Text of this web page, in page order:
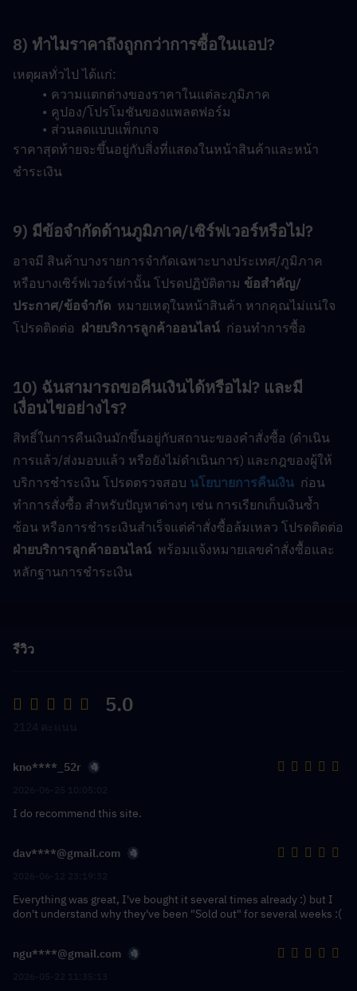
8) ทำไมราคาถึงถูกกว่าการซื้อในแอป?
เหตุผลทั่วไป ได้แก่:
ความแตกต่างของราคาในแต่ละภูมิภาค
คูปอง/โปรโมชันของแพลตฟอร์ม
ส่วนลดแบบแพ็กเกจ
ราคาสุดท้ายจะขึ้นอยู่กับสิ่งที่แสดงในหน้าสินค้าและหน้า
ชำระเงิน
9) มีข้อจำกัดด้านภูมิภาค/เซิร์ฟเวอร์หรือไม่?
อาจมี สินค้าบางรายการจำกัดเฉพาะบางประเทศ/ภูมิภาค
หรือบางเซิร์ฟเวอร์เท่านั้น โปรดปฏิบัติตาม ข้อสำคัญ/
ประกาศ/ข้อจำกัด
  หมายเหตุในหน้าสินค้า หากคุณไม่แน่ใจ
โปรดติดต่อ ฝ่ายบริการลูกค้าออนไลน์
  ก่อนทำการซื้อ
10) ฉันสามารถขอคืนเงินได้หรือไม่? และมี
เงื่อนไขอย่างไร?
สิทธิ์ในการคืนเงินมักขึ้นอยู่กับสถานะของคำสั่งซื้อ (ดำเนิน
การแล้ว/ส่งมอบแล้ว หรือยังไม่ดำเนินการ) และกฎของผู้ให้
บริการชำระเงิน โปรดตรวจสอบ นโยบายการคืนเงิน
  ก่อน
ทำการสั่งซื้อ สำหรับปัญหาต่างๆ เช่น การเรียกเก็บเงินซ้ำ
ฝ่ายบริการลูกค้าออนไลน์
  พร้อมแจ้งหมายเลขคำสั่งซื้อและ
หลักฐานการชำระเงิน
รีวิว
5.0
kno****_52r
I do recommend this site.
dav****@gmail.com
Everything was great, I've bought it several times already :) but I
don't understand why they've been "Sold out" for several weeks :(
ngu****@gmail.com